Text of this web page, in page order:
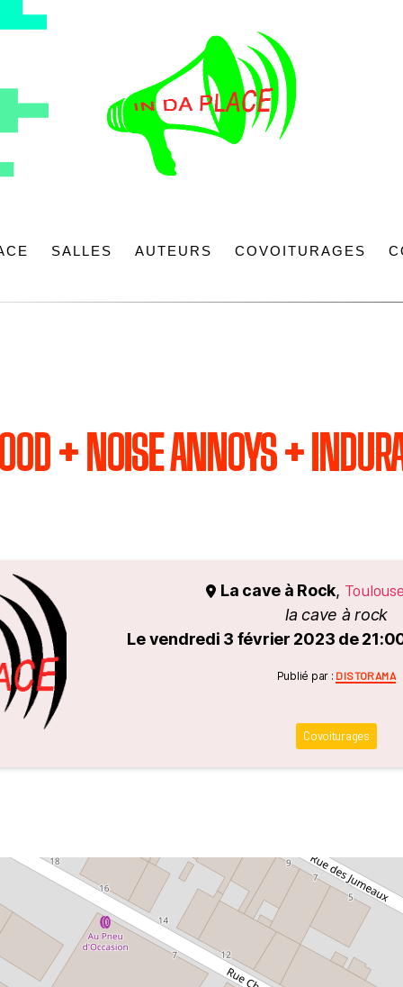
SALLES AUTEURS COVOITURAGES
+ NOISE ANNOYS +
La cave à Rock, Toulouse
la cave à rock
Le vendredi 3 février 2023 de
Publié par : DISTORAMA
Covoiturages